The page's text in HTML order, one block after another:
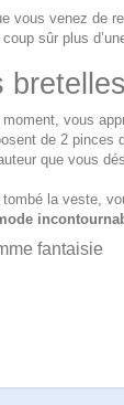
vous venez de
coup sûr plus
vous
de 2
que vous
la veste,
fantaisie